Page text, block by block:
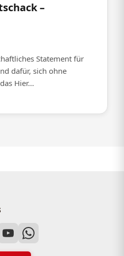
–
Statement für
dafür, sich ohne
Hier...